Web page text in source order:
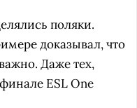
поляки.
доказывал, что
Даже тех,
ESL One